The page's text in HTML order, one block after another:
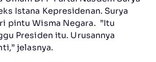
Istana Kepresidenan. Surya
pintu Wisma Negara. ”Itu
Presiden itu. Urusannya
jelasnya.